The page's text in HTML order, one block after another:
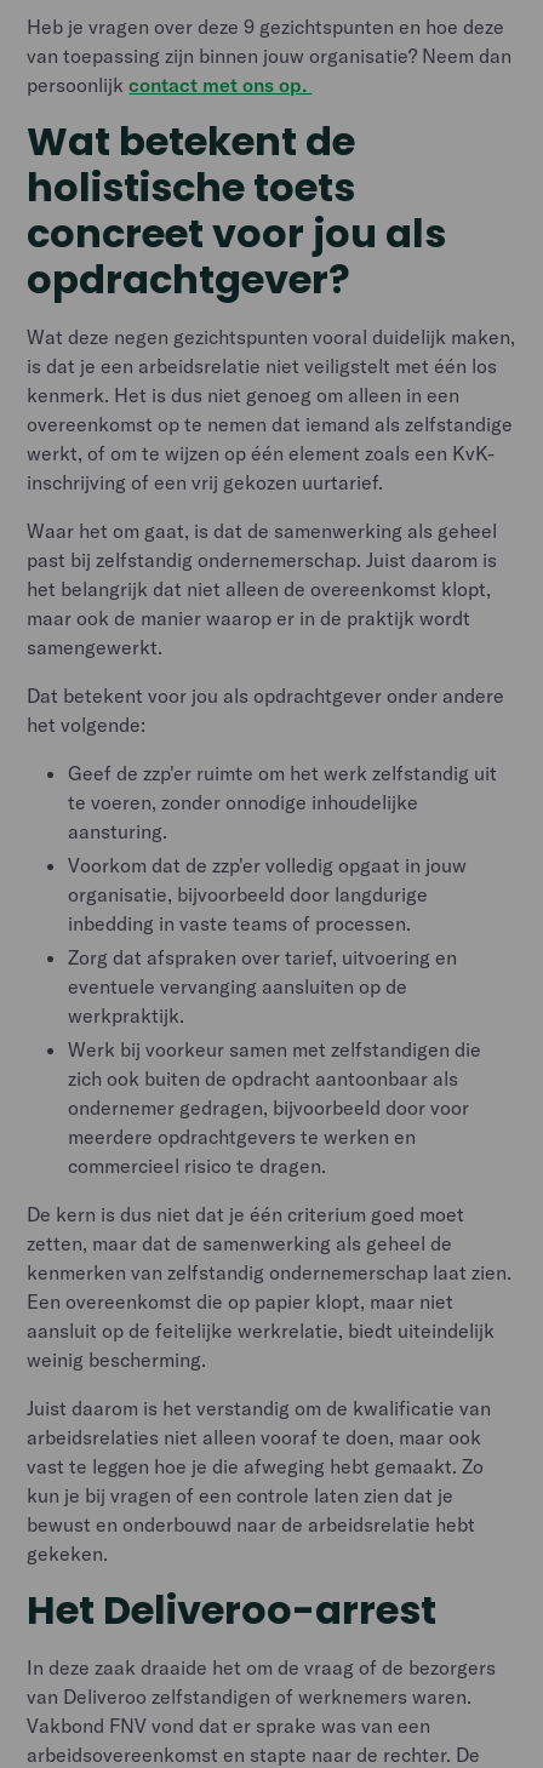
Heb je vragen over deze 9 gezichtspunten en hoe deze
van toepassing zijn binnen jouw organisatie? Neem dan
persoonlijkcontact met ons op.
Wat betekent de
holistische toets
concreet voor jou als
opdrachtgever?
Wat deze negen gezichtspunten vooral duidelijk maken,
is dat je een arbeidsrelatie niet veiligstelt met één los
kenmerk. Het is dus niet genoeg om alleen in een
overeenkomst op te nemen dat iemand als zelfstandige
werkt, of om te wijzen op één element zoals een KvK-
inschrijving of een vrij gekozen uurtarief.
Waar het om gaat, is dat de samenwerking als geheel
past bij zelfstandig ondernemerschap. Juist daarom is
het belangrijk dat niet alleen de overeenkomst klopt,
maar ook de manier waarop er in de praktijk wordt
samengewerkt.
Dat betekent voor jou als opdrachtgever onder andere
het volgende:
Geef de zzp'er ruimte om het werk zelfstandig uit
te voeren, zonder onnodige inhoudelijke
aansturing.
Voorkom dat de zzp'er volledig opgaat in jouw
organisatie, bijvoorbeeld door langdurige
inbedding in vaste teams of processen.
Zorg dat afspraken over tarief, uitvoering en
eventuele vervanging aansluiten op de
werkpraktijk.
Werk bij voorkeur samen met zelfstandigen die
zich ook buiten de opdracht aantoonbaar als
ondernemer gedragen, bijvoorbeeld door voor
meerdere opdrachtgevers te werken en
commercieel risico te dragen.
De kern is dus niet dat je één criterium goed moet
zetten, maar dat de samenwerking als geheel de
kenmerken van zelfstandig ondernemerschap laat zien.
Een overeenkomst die op papier klopt, maar niet
aansluit op de feitelijke werkrelatie, biedt uiteindelijk
weinig bescherming.
Juist daarom is het verstandig om de kwalificatie van
arbeidsrelaties niet alleen vooraf te doen, maar ook
vast te leggen hoe je die afweging hebt gemaakt. Zo
kun je bij vragen of een controle laten zien dat je
bewust en onderbouwd naar de arbeidsrelatie hebt
gekeken.
Het Deliveroo-arrest
In deze zaak draaide het om de vraag of de bezorgers
van Deliveroo zelfstandigen of werknemers waren.
Vakbond FNV vond dat er sprake was van een
arbeidsovereenkomst en stapte naar de rechter. De